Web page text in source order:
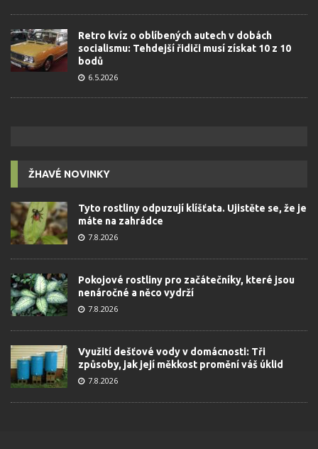
Retro kvíz o oblíbených autech v dobách
socialismu: Tehdejší řidiči musí získat 10 z 10
bodů
6.5.2026
ŽHAVÉ NOVINKY
Tyto rostliny odpuzují klíšťata. Ujistěte se, že je
máte na zahrádce
7.8.2026
Pokojové rostliny pro začátečníky, které jsou
nenáročné a něco vydrží
7.8.2026
Využití dešťové vody v domácnosti: Tři
způsoby, jak její měkkost promění váš úklid
7.8.2026